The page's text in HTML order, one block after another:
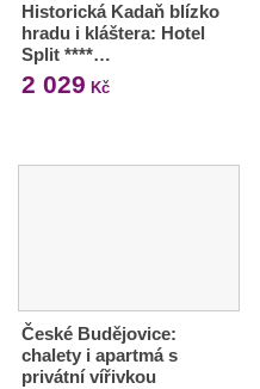
Historická Kadaň blízko
hradu i kláštera: Hotel
Split ****…
2 029 Kč
České Budějovice:
chalety i apartmá s
privátní vířivkou